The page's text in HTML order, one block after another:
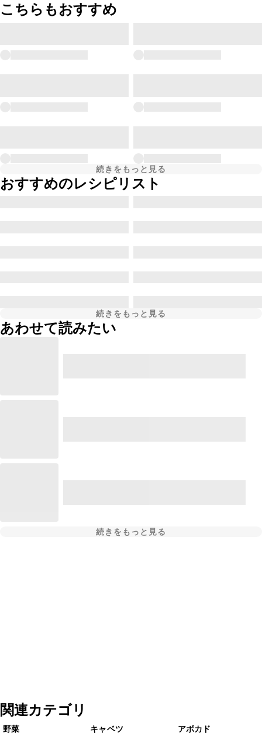
こちらもおすすめ
続きをもっと見る
おすすめのレシピリスト
続きをもっと見る
あわせて読みたい
続きをもっと見る
関連カテゴリ
野菜 キャベツ アボカド